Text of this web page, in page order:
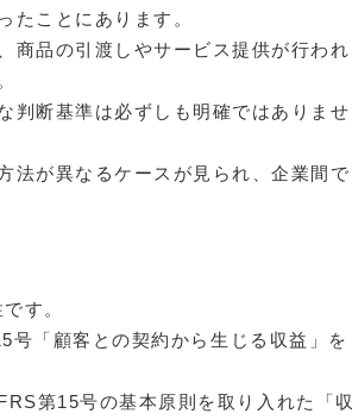
たことにあります。
商品の引渡しやサービス提供が行われ
判断基準は必ずしも明確ではありませ
法が異なるケースが見られ、企業間で
す。
「顧客との契約から生じる収益」を
第15号の基本原則を取り入れた「収